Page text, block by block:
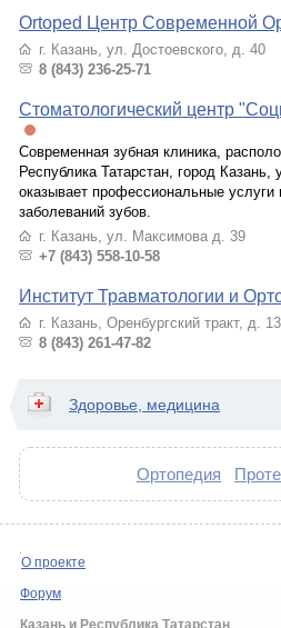
Ortoped Центр Современной
г. Казань, ул. Достоевского, д. 40
8 (843) 236-25-71
Стоматологический центр
Современная зубная клиника,
Республика Татарстан, город
оказывает профессиональные
заболеваний зубов.
г. Казань, ул. Максимова д. 39
+7 (843) 558-10-58
Институт Травматологии и
г. Казань, Оренбургский тракт, д.
8 (843) 261-47-82
Здоровье, медицина
Ортопедия
О проекте
Форум
Казань и Республика Татарстан